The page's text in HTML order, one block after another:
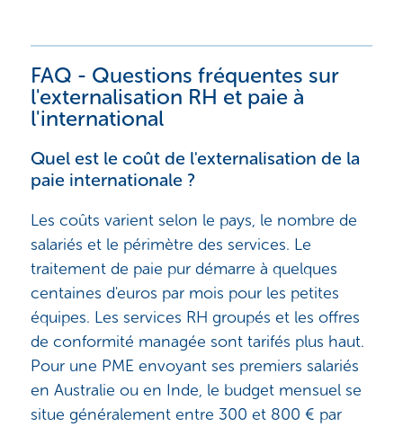
FAQ - Questions fréquentes sur
l'externalisation RH et paie à
l'international
Quel est le coût de l'externalisation de la
paie internationale ?
Les coûts varient selon le pays, le nombre de
salariés et le périmètre des services. Le
traitement de paie pur démarre à quelques
centaines d'euros par mois pour les petites
équipes. Les services RH groupés et les offres
de conformité managée sont tarifés plus haut.
Pour une PME envoyant ses premiers salariés
en Australie ou en Inde, le budget mensuel se
situe généralement entre 300 et 800 € par